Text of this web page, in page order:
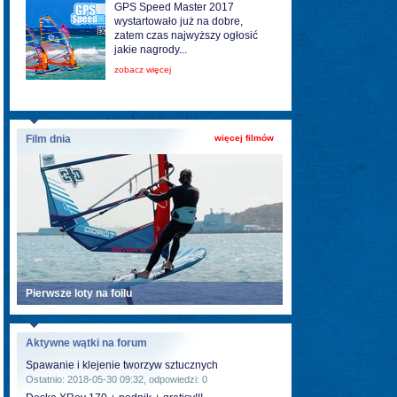
GPS Speed Master 2017
wystartowało już na dobre,
zatem czas najwyższy ogłosić
jakie nagrody...
zobacz więcej
więcej filmów
Film dnia
Pierwsze loty na foilu
Aktywne wątki na forum
Spawanie i klejenie tworzyw sztucznych
Ostatnio: 2018-05-30 09:32, odpowiedzi: 0